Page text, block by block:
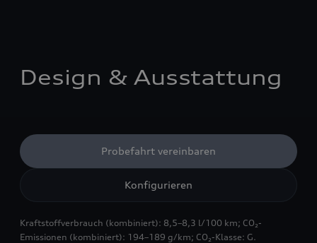
Design & Ausstattung
Probefahrt vereinbaren
Konfigurieren
Kraftstoffverbrauch (kombiniert): 8,5–8,3 l/100 km; CO₂-
Emissionen (kombiniert): 194–189 g/km; CO₂-Klasse: G.